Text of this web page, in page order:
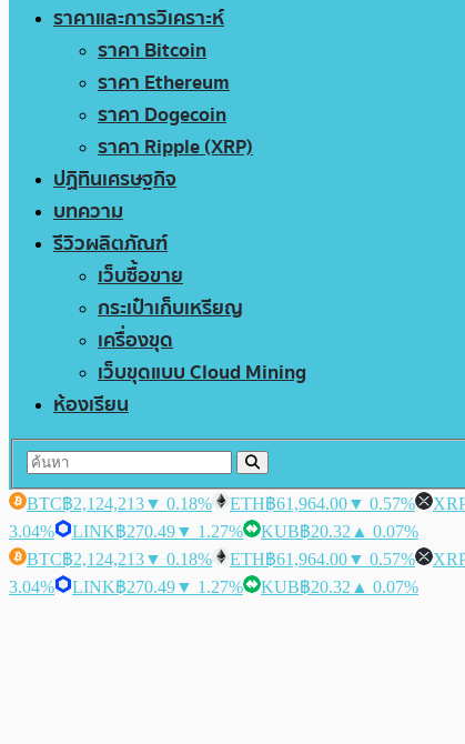
ราคาและการวิเคราะห์
ราคา Bitcoin
ราคา Ethereum
ราคา Dogecoin
ราคา Ripple (XRP)
ปฏิทินเศรษฐกิจ
บทความ
รีวิวผลิตภัณฑ์
เว็บซื้อขาย
กระเป๋าเก็บเหรียญ
เครื่องขุด
เว็บขุดแบบ Cloud Mining
ห้องเรียน
BTC฿2,124,213▼ 0.18% ETH฿61,964.00▼ 0.57%
3.04%
LINK฿270.49▼ 1.27% KUB฿20.32 ▲ 0.07%
BTC฿2,124,213▼ 0.18% ETH฿61,964.00▼ 0.57%
3.04%
LINK฿270.49▼ 1.27% KUB฿20.32 ▲ 0.07%